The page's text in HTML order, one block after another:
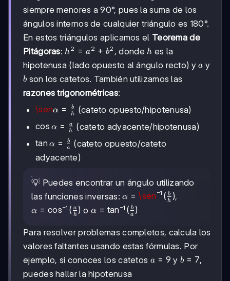
siempre menores a 90°, pues la suma de los
ángulos internos de cualquier triángulo es 180°.
En estos triángulos aplicamos el Teorema de
Pitágoras:h^2
=
a^2
+
b^2
h2 = a2 + b2 , dondeh
h es la
hipotenusa (lado opuesto al ángulo recto) ya
a y
b
b son los catetos. También utilizamos las
razones trigonométricas:
\sen
=
\frac{b}
\senα = h
b
(cateto opuesto/hipotenusa)
\cos
=
\frac{a}
cos α = h
a
(cateto adyacente/hipotenusa)
\tan
\alpha
=
{a}
tanα = a
b
(cateto opuesto/cateto
adyacente)
💡 Puedes encontrar un ángulo utilizando
las funciones inversas:\alpha =
\sen^{-1}
(\frac{b}
α = \sen −1 ( h
b ),
\alpha =
(\frac{a}
α = cos−1 ( h
a ) o \alpha =
(\frac{b}
α = tan −1 ( a
b )
Para resolver problemas completos, calcula los
valores faltantes usando estas fórmulas. Por
ejemplo, si conoces los catetos a=9
a = 9 y b=7
b = 7,
puedes hallar la hipotenusa